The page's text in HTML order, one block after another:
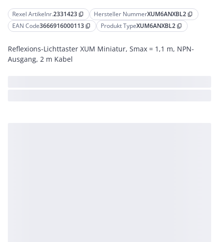
Rexel Artikelnr.2331423 content_copy Hersteller NummerXUM6ANXBL2 content_copy
EAN Code3666916000113 content_copy Produkt TypeXUM6ANXBL2 content_copy
Reflexions-Lichttaster XUM Miniatur, Smax = 1,1 m, NPN-
Ausgang, 2 m Kabel